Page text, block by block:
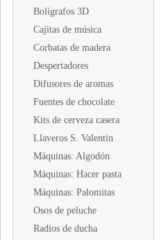
Bolígrafos 3D
Cajitas de música
Corbatas de madera
Despertadores
Difusores de aromas
Fuentes de chocolate
Kits de cerveza casera
Llaveros S. Valentín
Máquinas: Algodón
Máquinas: Hacer pasta
Máquinas: Palomitas
Osos de peluche
Radios de ducha